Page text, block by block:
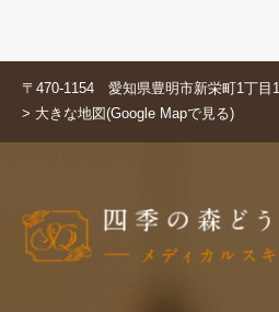
〒470-1154 愛知県豊明市新栄町1丁目
> 大きな地図(Google Mapで見る)